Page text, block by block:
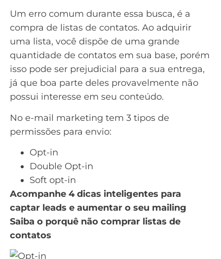
Um erro comum durante essa busca, é a
compra de listas de contatos. Ao adquirir
uma lista, você dispõe de uma grande
quantidade de contatos em sua base, porém
isso pode ser prejudicial para a sua entrega,
já que boa parte deles provavelmente não
possui interesse em seu conteúdo.
No e-mail marketing tem 3 tipos de
permissões para envio:
Opt-in
Double Opt-in
Soft opt-in
Acompanhe 4 dicas inteligentes para
captar leads e aumentar o seu mailing
Saiba o porquê não comprar listas de
contatos